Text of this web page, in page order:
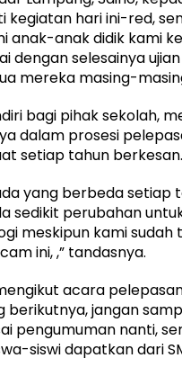
hari ini-red,
anak didik kami
selesainya ujian
mereka masing-
bagi pihak sekolah,
dalam prosesi
setiap tahun berkesan.
yang berbeda setiap
sedikit perubahan
meskipun kami sudah
ini, ,” tandasnya.
acara
berikutnya, jangan
pengumuman nanti,
siswi dapatkan dari